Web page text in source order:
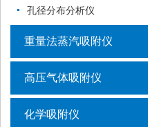
孔径分布分析仪
重量法蒸汽吸附仪
高压气体吸附仪
化学吸附仪